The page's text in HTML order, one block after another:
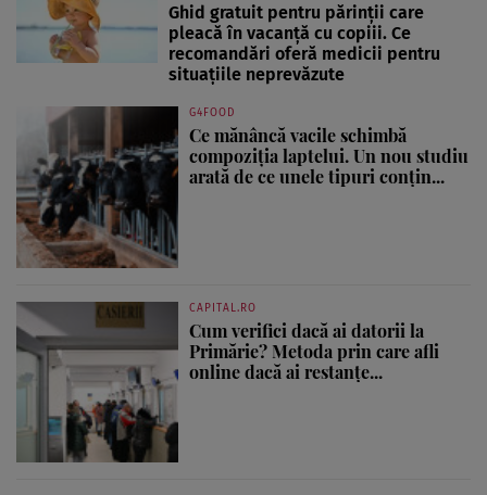
Ghid gratuit pentru părinții care
pleacă în vacanță cu copiii. Ce
recomandări oferă medicii pentru
situațiile neprevăzute
G4FOOD
Ce mănâncă vacile schimbă
compoziția laptelui. Un nou studiu
arată de ce unele tipuri conțin...
CAPITAL.RO
Cum verifici dacă ai datorii la
Primărie? Metoda prin care afli
online dacă ai restanțe...